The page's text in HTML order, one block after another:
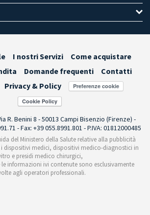
I nostri Servizi
Come acquistare
Domande frequenti
Contatti
Privacy & Policy Preferenze cookie
R. Benini 8 - 50013 Campi Bisenzio (Firenze) -
- Fax: +39 055.8991.801 - P.IVA: 01812000485
del Ministero della Salute relative alla pubblicità
dispositivi medici, dispositivi medico-diagnostici in
e presidi medico chirurgici,
le informazioni ivi contenute sono esclusivamente
agli operatori professionali.